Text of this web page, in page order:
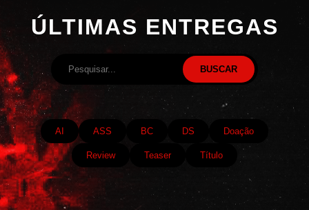
ÚLTIMAS ENTREGAS
BUSCAR
AI ASS BC DS Doação
Review Teaser Título